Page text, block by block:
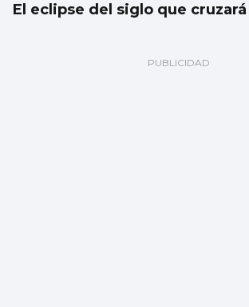
El eclipse del siglo que